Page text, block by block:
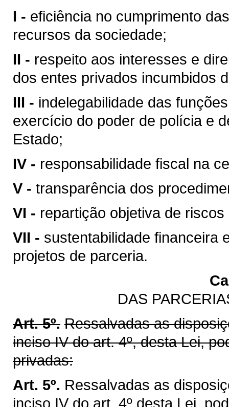
I - eficiência no cumprimento
recursos da sociedade;
II - respeito aos interesses e
dos entes privados incumbidos
III - indelegabilidade das
exercício do poder de polícia e
Estado;
IV - responsabilidade fiscal na
V - transparência dos
VI - repartição objetiva de
VII - sustentabilidade financeira
projetos de parceria.
DAS
Art. 5º. Ressalvadas as
inciso IV do art. 4º, desta Lei,
privadas:
Art. 5º. Ressalvadas as
inciso IV do art. 4º desta Lei,